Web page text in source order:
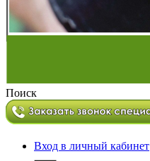
Поиск
Вход в личный кабинет